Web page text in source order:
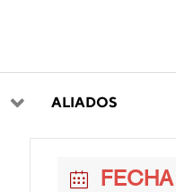
ALIADOS
FECHA